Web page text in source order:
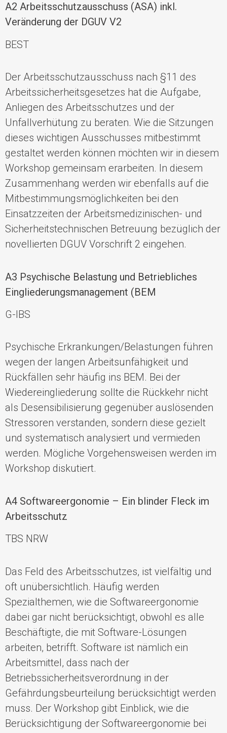
A2 Arbeitsschutzausschuss (ASA) inkl.
Veränderung der DGUV V2
BEST
Der Arbeitsschutzausschuss nach §11 des
Arbeitssicherheitsgesetzes hat die Aufgabe,
Anliegen des Arbeitsschutzes und der
Unfallverhütung zu beraten. Wie die Sitzungen
dieses wichtigen Ausschusses mitbestimmt
gestaltet werden können möchten wir in diesem
Workshop gemeinsam erarbeiten. In diesem
Zusammenhang werden wir ebenfalls auf die
Mitbestimmungsmöglichkeiten bei den
Einsatzzeiten der Arbeitsmedizinischen- und
Sicherheitstechnischen Betreuung bezüglich der
novellierten DGUV Vorschrift 2 eingehen.
A3 Psychische Belastung und Betriebliches
Eingliederungsmanagement (BEM
G-IBS
Psychische Erkrankungen/Belastungen führen
wegen der langen Arbeitsunfähigkeit und
Rückfällen sehr häufig ins BEM. Bei der
Wiedereingliederung sollte die Rückkehr nicht
als Desensibilisierung gegenüber auslösenden
Stressoren verstanden, sondern diese gezielt
und systematisch analysiert und vermieden
werden. Mögliche Vorgehensweisen werden im
Workshop diskutiert.
A4 Softwareergonomie – Ein blinder Fleck im
Arbeitsschutz
TBS NRW
Das Feld des Arbeitsschutzes, ist vielfältig und
oft unübersichtlich. Häufig werden
Spezialthemen, wie die Softwareergonomie
dabei gar nicht berücksichtigt, obwohl es alle
Beschäftigte, die mit Software-Lösungen
arbeiten, betrifft. Software ist nämlich ein
Arbeitsmittel, dass nach der
Betriebssicherheitsverordnung in der
Gefährdungsbeurteilung berücksichtigt werden
muss. Der Workshop gibt Einblick, wie die
Berücksichtigung der Softwareergonomie bei